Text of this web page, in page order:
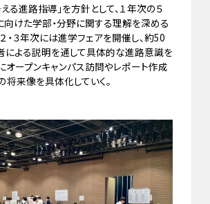
る進路指導」を方針として、１年次の５
けた学部・分野に関する理解を深める
・３年次には進学フェアを開催し、約50
による説明を通して具体的な進路意識を
オープンキャンパス訪問やレポート作成
将来像を具体化していく。